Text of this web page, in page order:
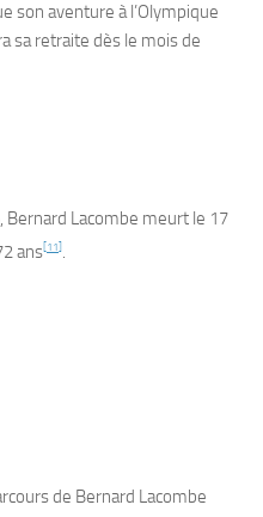
son aventure à l’Olympique
sa retraite dès le mois de
, Bernard Lacombe meurt le 17
ans[11].
de Bernard Lacombe